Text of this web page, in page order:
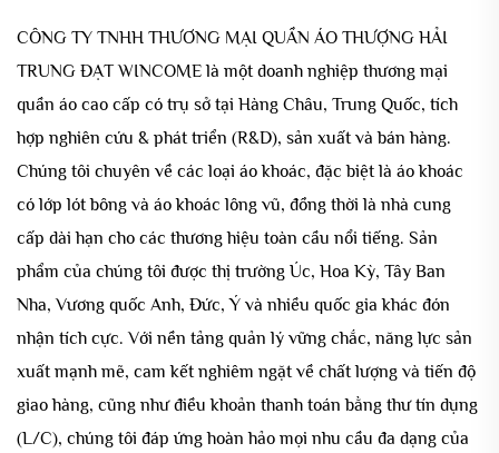
CÔNG TY TNHH THƯƠNG MẠI QUẦN ÁO THƯỢNG HẢI
TRUNG ĐẠT WINCOME là một doanh nghiệp thương mại
quần áo cao cấp có trụ sở tại Hàng Châu, Trung Quốc, tích
hợp nghiên cứu & phát triển (R&D), sản xuất và bán hàng.
Chúng tôi chuyên về các loại áo khoác, đặc biệt là áo khoác
có lớp lót bông và áo khoác lông vũ, đồng thời là nhà cung
cấp dài hạn cho các thương hiệu toàn cầu nổi tiếng. Sản
phẩm của chúng tôi được thị trường Úc, Hoa Kỳ, Tây Ban
Nha, Vương quốc Anh, Đức, Ý và nhiều quốc gia khác đón
nhận tích cực. Với nền tảng quản lý vững chắc, năng lực sản
xuất mạnh mẽ, cam kết nghiêm ngặt về chất lượng và tiến độ
giao hàng, cũng như điều khoản thanh toán bằng thư tín dụng
(L/C), chúng tôi đáp ứng hoàn hảo mọi nhu cầu đa dạng của